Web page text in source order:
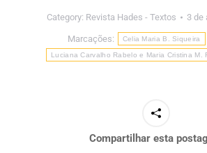
Category: Revista Hades - Textos 3 de
Marcações: Celia Maria B. Siqueira
Luciana Carvalho Rabelo e Maria Cristina M.
Compartilhar esta